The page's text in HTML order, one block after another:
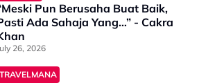
Pun Berusaha Buat Baik,
Ada Sahaja Yang…” - Cakra
26, 2026
TRAVELMANA